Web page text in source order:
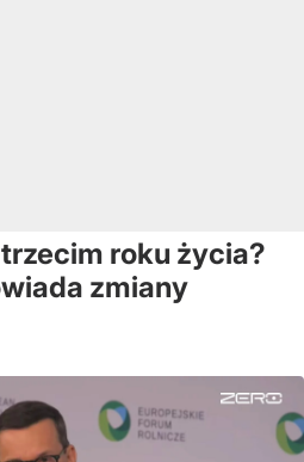
roku życia?
zmiany